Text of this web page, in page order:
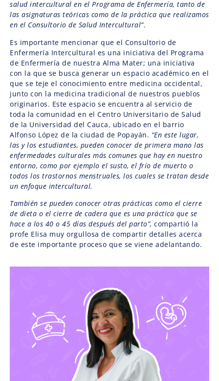
salud intercultural en el Programa de Enfermería, tanto de
las asignaturas teóricas como de la práctica que realizamos
en el Consultorio de Salud Intercultural”.
Es importante mencionar que el Consultorio de
Enfermería Intercultural es una iniciativa del Programa
de Enfermería de nuestra Alma Mater; una iniciativa
con la que se busca generar un espacio académico en el
que se teje el conocimiento entre medicina occidental,
junto con la medicina tradicional de nuestros pueblos
originarios. Este espacio se encuentra al servicio de
toda la comunidad en el Centro Universitario de Salud
de la Universidad del Cauca, ubicado en el barrio
Alfonso López de la ciudad de Popayán. “En este lugar,
las y los estudiantes, pueden conocer de primera mano las
enfermedades culturales más comunes que hay en nuestro
entorno, como por ejemplo el susto, el frío de muerto o
todos los trastornos menstruales, los cuales se tratan desde
un enfoque intercultural.
También se pueden conocer otras prácticas como el cierre
de dieta o el cierre de cadera que es una práctica que se
hace a los 40 o 45 días después del parto”, compartió la
profe Elisa muy orgullosa de compartir detalles acerca
de este importante proceso que se viene adelantando.